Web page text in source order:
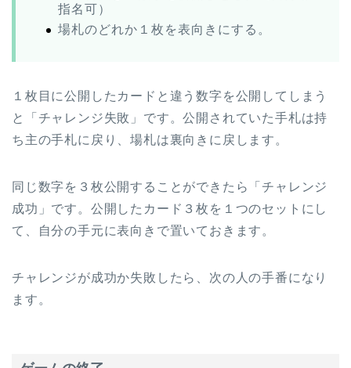
指名可）
場札のどれか１枚を表向きにする。
１枚目に公開したカードと違う数字を公開してしまう
と「チャレンジ失敗」です。公開されていた手札は持
ち主の手札に戻り、場札は裏向きに戻します。
同じ数字を３枚公開することができたら「チャレンジ
成功」です。公開したカード３枚を１つのセットにし
て、自分の手元に表向きで置いておきます。
チャレンジが成功か失敗したら、次の人の手番になり
ます。